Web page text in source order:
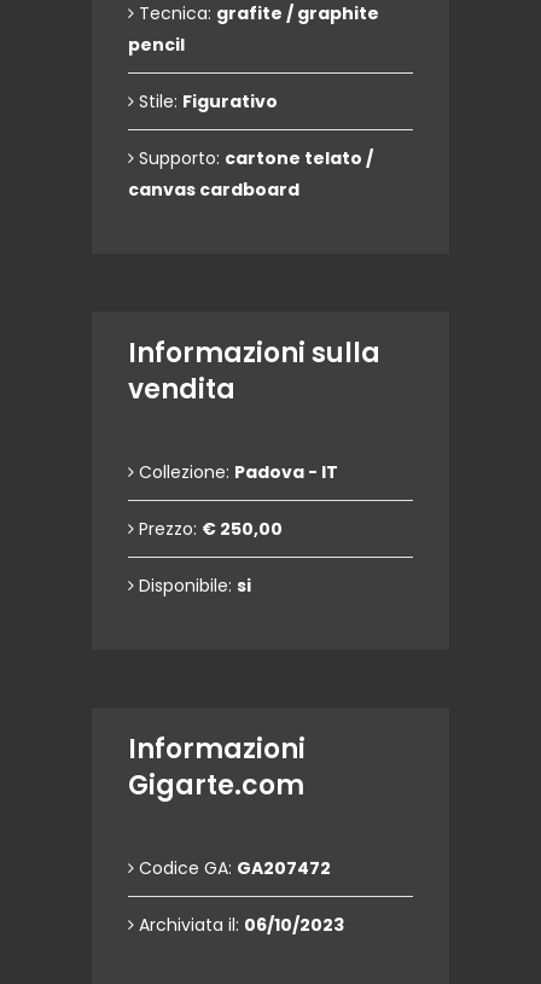
Tecnica: grafite / graphite
pencil
Stile: Figurativo
Supporto: cartone telato /
canvas cardboard
Informazioni sulla
vendita
Collezione: Padova - IT
Prezzo: € 250,00
Disponibile: si
Informazioni
Gigarte.com
Codice GA: GA207472
Archiviata il: 06/10/2023